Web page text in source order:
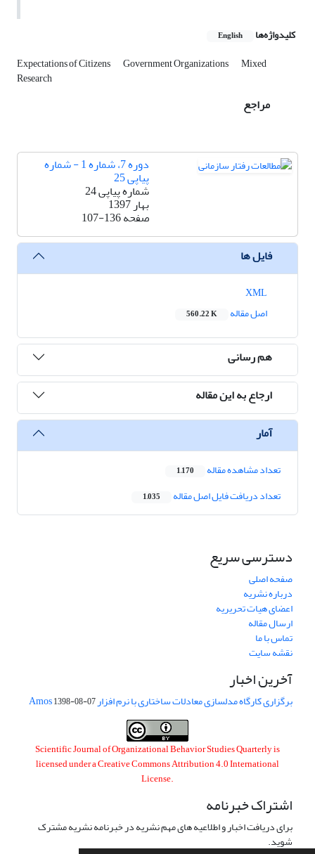
کلیدواژه‌ها English
Expectations of Citizens Government Organizations Mixed
Research
مراجع
دوره 7، شماره 1 - شماره
پیاپی 25
شماره پیاپی 24
بهار 1397
صفحه107-136
فایل ها
اصل مقاله
560.22 K
هم رسانی
ارجاع به این مقاله
آمار
تعداد مشاهده مقاله 1,170
تعداد دریافت فایل اصل مقاله 1,035
دسترسی سریع
صفحه اصلی
درباره نشریه
اعضای هیات تحریریه
ارسال مقاله
تماس با ما
نقشه سایت
آخرین اخبار
برگزاری کارگاه مدلسازی معادلات ساختاری با نرم افزار Amos1398-08-07
Scientific Journal of Organizational Behavior Studies Quarterly is
licensed under aCreative Commons Attribution 4.0 International
License.
اشتراک خبرنامه
برای دریافت اخبار و اطلاعیه های مهم نشریه در خبرنامه نشریه مشترک
شوید.